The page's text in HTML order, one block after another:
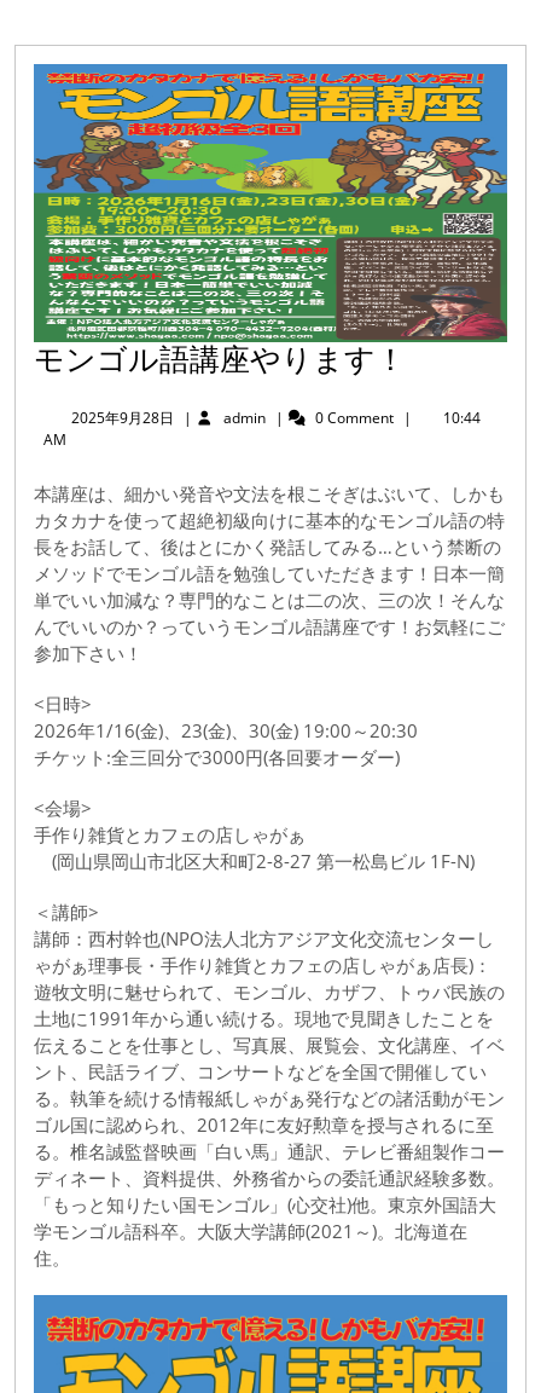
モンゴル語講座やります！
ゴ
語
講
座
や
り
す！
2025年9月28日 2025
月
28
日
| adminadmin
| 0 Comment |
10:44
AM
本講座は、細かい発音や文法を根こそぎはぶいて、しかも
カタカナを使って超絶初級向けに基本的なモンゴル語の特
長をお話して、後はとにかく発話してみる…という禁断の
メソッドでモンゴル語を勉強していただきます！日本一簡
単でいい加減な？専門的なことは二の次、三の次！そんな
んでいいのか？っていうモンゴル語講座です！お気軽にご
参加下さい！
<日時>
2026年1/16(金)、23(金)、30(金) 19:00～20:30
チケット:全三回分で3000円(各回要オーダー)
<会場>
手作り雑貨とカフェの店しゃがぁ
(岡山県岡山市北区大和町2-8-27 第一松島ビル 1F-N)
＜講師>
講師：西村幹也(NPO法人北方アジア文化交流センターし
ゃがぁ理事長・手作り雑貨とカフェの店しゃがぁ店長)：
遊牧文明に魅せられて、モンゴル、カザフ、トゥバ民族の
土地に1991年から通い続ける。現地で見聞きしたことを
伝えることを仕事とし、写真展、展覧会、文化講座、イベ
ント、民話ライブ、コンサートなどを全国で開催してい
る。執筆を続ける情報紙しゃがぁ発行などの諸活動がモン
ゴル国に認められ、2012年に友好勲章を授与されるに至
る。椎名誠監督映画「白い馬」通訳、テレビ番組製作コー
ディネート、資料提供、外務省からの委託通訳経験多数。
「もっと知りたい国モンゴル」(心交社)他。東京外国語大
学モンゴル語科卒。大阪大学講師(2021～)。北海道在
住。